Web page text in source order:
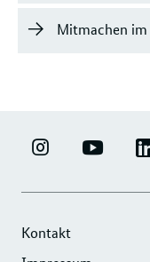
Mitmachen
ERFOLGSFAKTOR
INSTAGRAM
YOUTUBE
Kontakt